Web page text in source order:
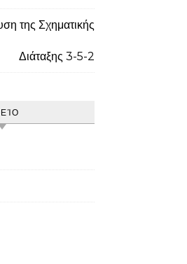
της Σχηματικής
Διάταξης 3-5-2